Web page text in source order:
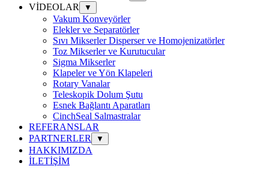
VİDEOLAR ▼
Vakum Konveyörler
Elekler ve Separatörler
Sıvı Mikserler Disperser ve Homojenizatörler
Toz Mikserler ve Kurutucular
Sigma Mikserler
Klapeler ve Yön Klapeleri
Rotary Vanalar
Teleskopik Dolum Şutu
Esnek Bağlantı Aparatları
CinchSeal Salmastralar
REFERANSLAR
PARTNERLER
▼
HAKKIMIZDA
İLETİŞİM